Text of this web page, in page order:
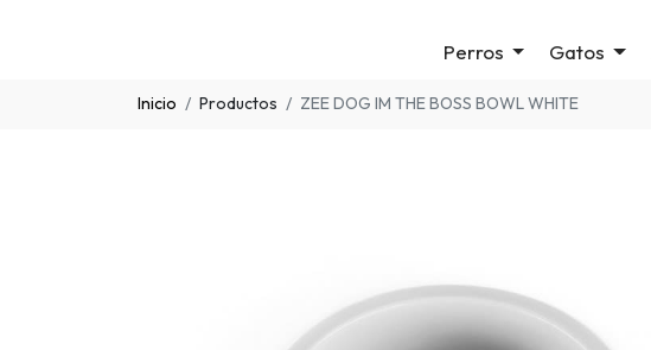
Perros Gatos
Inicio Productos ZEE DOG IM THE BOSS BOWL WHITE